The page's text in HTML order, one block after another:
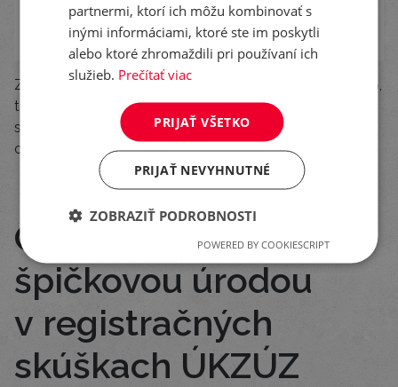
Zdroj: Rozhodnutie o registrácii odrody ÚKSÚP SR 2026,
trojročný priemer 2023-2025, skorý a stredne skorý
sortiment, úroda v % je uvedená na priemer kontrolných
odrôd Lorien, Dagmar, PS Jeldka
Osinatka so
špičkovou úrodou
v registračných
skúškach ÚKZÚZ
partnermi, ktorí ich môžu kombinovať s
inými informáciami, ktoré ste im poskytli
alebo ktoré zhromaždili pri používaní ich
služieb. Prečítať viac
PRIJAŤ VŠETKO
PRIJAŤ NEVYHNUTNÉ
ZOBRAZIŤ PODROBNOSTI
POWERED BY COOKIESCRIPT